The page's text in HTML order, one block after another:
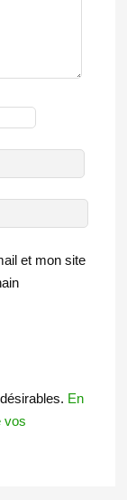
et mon site
En
vos